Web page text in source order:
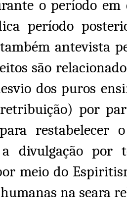
o período em
período
antevista
são
dos puros
por
restabelecer
a divulgação por
meio do
na seara